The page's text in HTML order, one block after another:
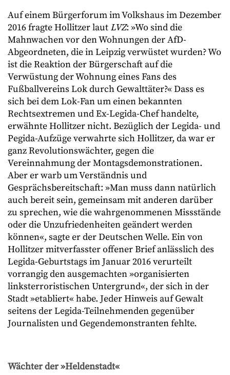
Auf einem Bürgerforum im Volkshaus im Dezember
2016 fragte Hollitzer laut LVZ: »Wo sind die
Mahnwachen vor den Wohnungen der AfD-
Abgeordneten, die in Leipzig verwüstet wurden? Wo
ist die Reaktion der Bürgerschaft auf die
Verwüstung der Wohnung eines Fans des
Fußballvereins Lok durch Gewalttäter?« Dass es
sich bei dem Lok-Fan um einen bekannten
Rechtsextremen und Ex-Legida-Chef handelte,
erwähnte Hollitzer nicht. Bezüglich der Legida- und
Pegida-Aufzüge verwahrte sich Hollitzer, da war er
ganz Revolutionswächter, gegen die
Vereinnahmung der Montagsdemonstrationen.
Aber er warb um Verständnis und
Gesprächsbereitschaft: »Man muss dann natürlich
auch bereit sein, gemeinsam mit anderen darüber
zu sprechen, wie die wahrgenommenen Missstände
oder die Unzufriedenheiten geändert werden
können«, sagte er der Deutschen Welle. Ein von
Hollitzer mitverfasster offener Brief anlässlich des
Legida-Geburtstags im Januar 2016 verurteilt
vorrangig den ausgemachten »organisierten
linksterroristischen Untergrund«, der sich in der
Stadt »etabliert« habe. Jeder Hinweis auf Gewalt
seitens der Legida-Teilnehmenden gegenüber
Journalisten und Gegendemonstranten fehlte.
Wächter der »Heldenstadt«